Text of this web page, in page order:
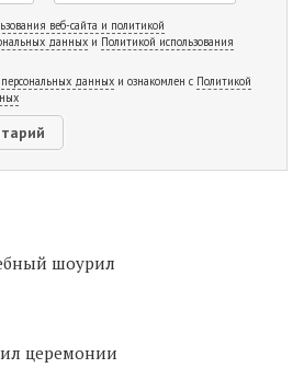
веб-сайта и политикой
данных и Политикой использования
персональных данных и ознакомлен с Политикой
шоурил
церемонии